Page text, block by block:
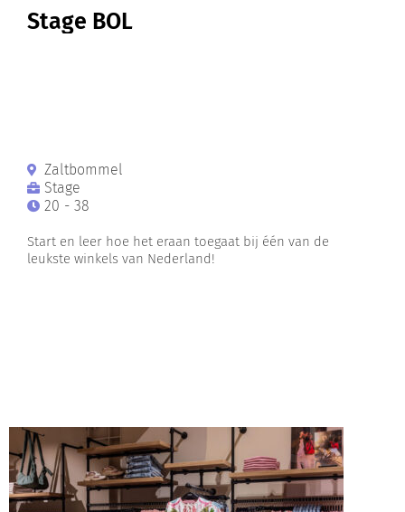
Stage BOL
Zaltbommel
Stage
20 - 38
Start en leer hoe het eraan toegaat bij één van de
leukste winkels van Nederland!